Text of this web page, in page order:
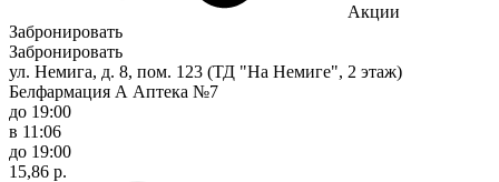
Акции
Забронировать
Забронировать
ул. Немига, д. 8, пом. 123 (ТД "На Немиге", 2 этаж)
Белфармация А Аптека №7
до 19:00
в 11:06
до 19:00
15,86 р.